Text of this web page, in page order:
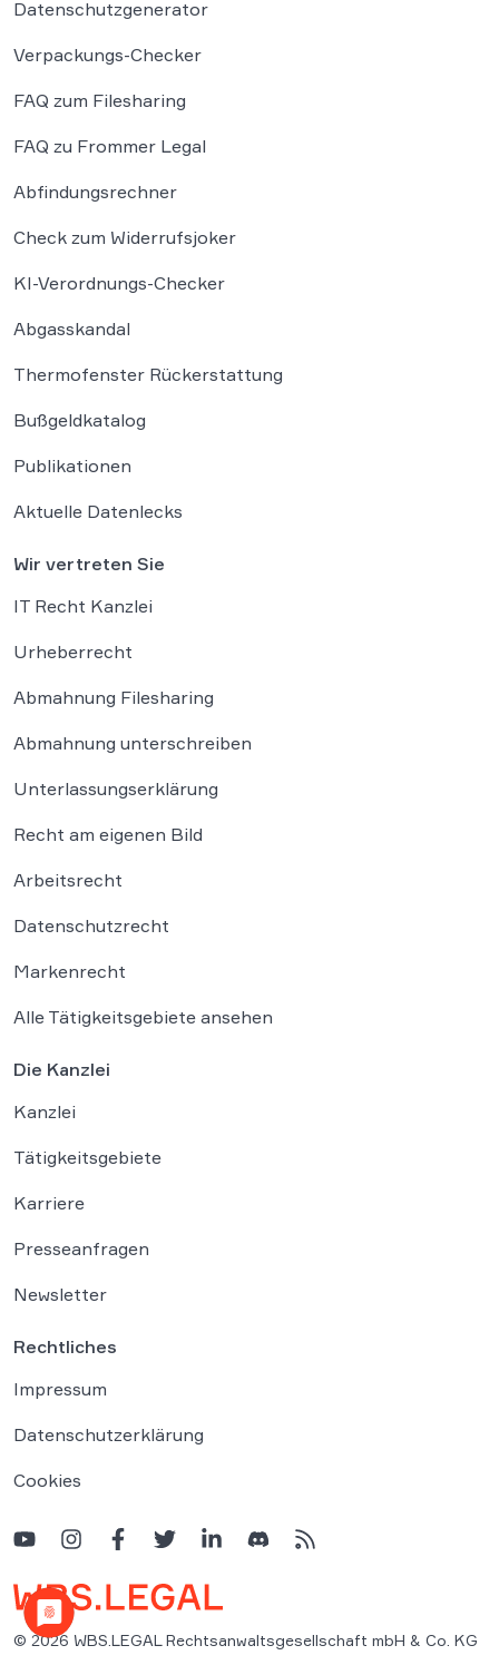
Datenschutzgenerator
Verpackungs-Checker
FAQ zum Filesharing
FAQ zu Frommer Legal
Abfindungsrechner
Check zum Widerrufsjoker
KI-Verordnungs-Checker
Abgasskandal
Thermofenster Rückerstattung
Bußgeldkatalog
Publikationen
Aktuelle Datenlecks
Wir vertreten Sie
IT Recht Kanzlei
Urheberrecht
Abmahnung Filesharing
Abmahnung unterschreiben
Unterlassungserklärung
Recht am eigenen Bild
Arbeitsrecht
Datenschutzrecht
Markenrecht
Alle Tätigkeitsgebiete ansehen
Die Kanzlei
Kanzlei
Tätigkeitsgebiete
Karriere
Presseanfragen
Newsletter
Rechtliches
Impressum
Datenschutzerklärung
Cookies
© 2026 WBS.LEGAL Rechtsanwaltsgesellschaft mbH & Co. KG